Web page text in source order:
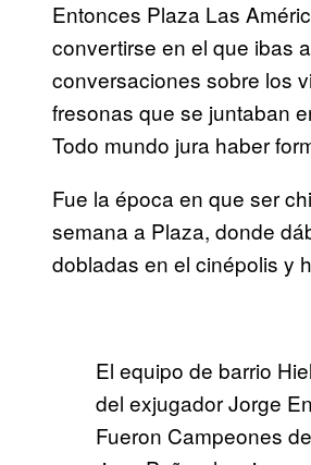
Entonces Plaza Las
convertirse en el que ibas a
conversaciones sobre los
fresonas que se juntaban
Todo mundo jura haber
Fue la época en que ser
semana a Plaza, donde
dobladas en el cinépolis y
El equipo de barrio
del exjugador Jorge
Fueron Campeones